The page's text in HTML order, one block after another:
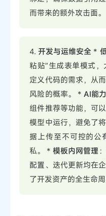
而带来的额外攻击面。
4.开发与运维安全 *
粘贴”生成表单模式
定义代码的需求，从
风险的概率。 * AI能
组件推荐等功能，可
模型中运行，避免了
据上传至不可控的公
私。 *模板内网管理
配置、迭代更新均在
了开发资产的全生命周